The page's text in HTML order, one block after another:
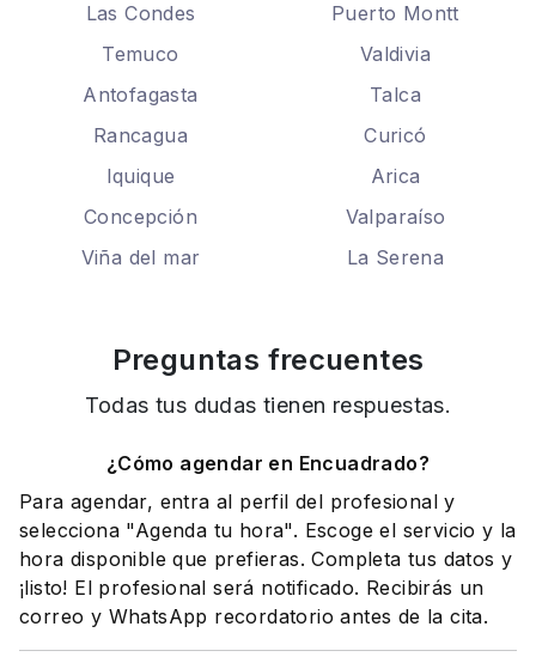
Las Condes
Puerto Montt
Temuco
Valdivia
Antofagasta
Talca
Rancagua
Curicó
Iquique
Arica
Concepción
Valparaíso
Viña del mar
La Serena
Preguntas frecuentes
Todas tus dudas tienen respuestas.
¿Cómo agendar en Encuadrado?
Para agendar, entra al perfil del profesional y
selecciona "Agenda tu hora". Escoge el servicio y la
hora disponible que prefieras. Completa tus datos y
¡listo! El profesional será notificado. Recibirás un
correo y WhatsApp recordatorio antes de la cita.